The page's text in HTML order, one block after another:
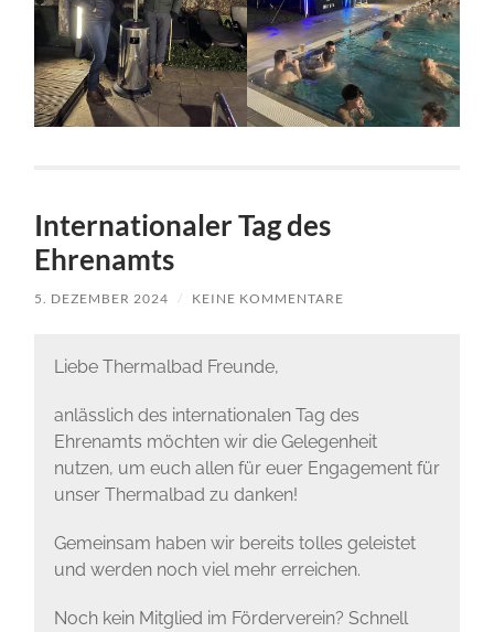
Internationaler Tag des
Ehrenamts
5. DEZEMBER 2024 / KEINE KOMMENTARE
Liebe Thermalbad Freunde,
anlässlich des internationalen Tag des
Ehrenamts möchten wir die Gelegenheit
nutzen, um euch allen für euer Engagement für
unser Thermalbad zu danken!
Gemeinsam haben wir bereits tolles geleistet
und werden noch viel mehr erreichen.
Noch kein Mitglied im Förderverein? Schnell